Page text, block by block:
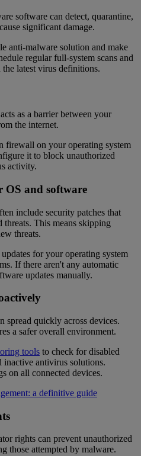
software can detect, quarantine,
significant damage.
anti-malware solution and make
regular full-system scans and
latest virus definitions.
as a barrier between your
the internet.
firewall on your operating system
it to block unauthorized
activity.
OS and software
include security patches that
This means skipping
threats.
for your operating system
If there aren't any automatic
updates manually.
spread quickly across devices.
a safer overall environment.
tools to check for disabled
inactive antivirus solutions.
on all connected devices.
a definitive guide
rights can prevent unauthorized
those attempted by malware.